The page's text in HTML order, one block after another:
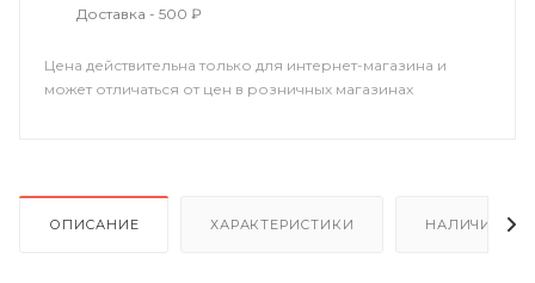
Доставка - 500 ₽
Цена действительна только для интернет-магазина и
может отличаться от цен в розничных магазинах
ОПИСАНИЕ ХАРАКТЕРИСТИКИ НАЛИЧИЕ В